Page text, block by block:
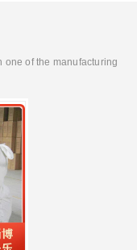
one of the manufacturing